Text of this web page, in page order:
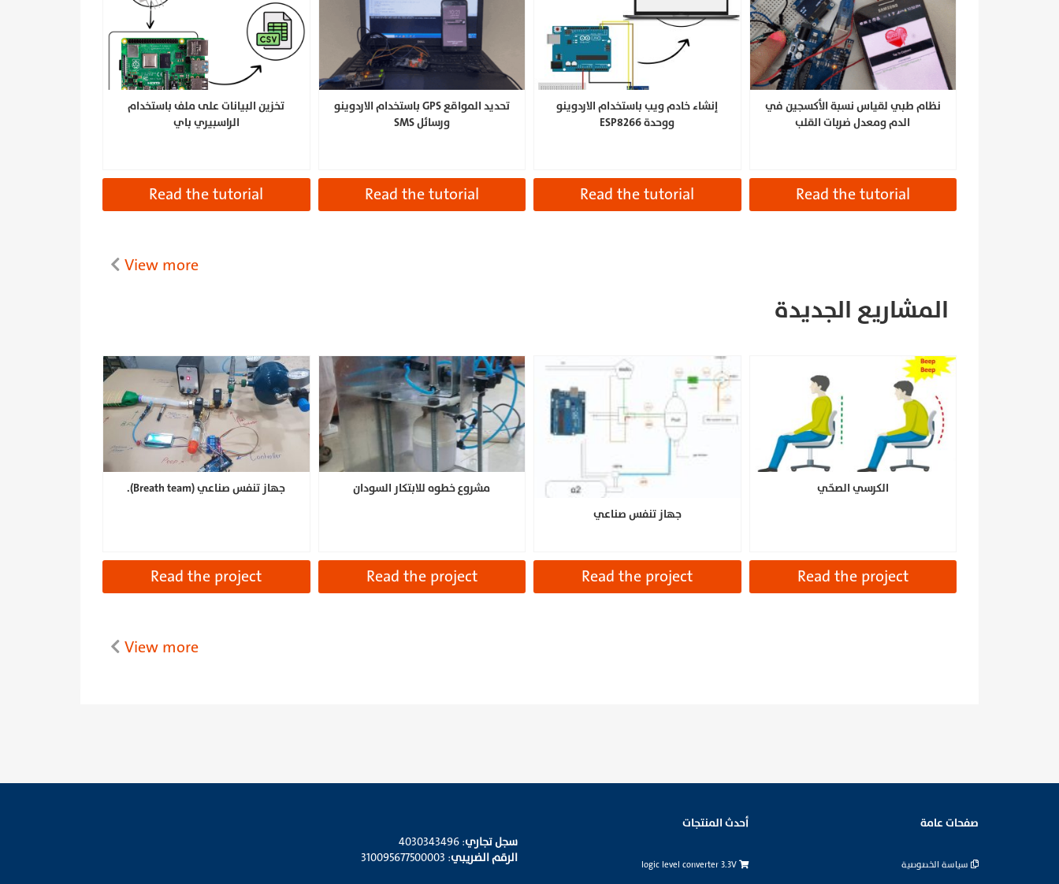
نظام طبي لقياس نسبة الأكسجين في
الدم ومعدل ضربات القلب
Read the tutorial
إنشاء خادم ويب باستخدام الاردوينو
ووحدة ESP8266
Read the tutorial
تحديد المواقع GPS باستخدام الاردوينو
ورسائل SMS
Read the tutorial
تخزين البيانات على ملف باستخدام
الراسبيري باي
Read the tutorial
View more
المشاريع الجديدة
الكرسي الصحّي
Read the project
جهاز تنفس صناعي
Read the project
مشروع خطوه للابتكار السودان
Read the project
جهاز تنفس صناعي (Breath team).
Read the project
View more
صفحات عامة
سياسة الخصوصية
أحدث المنتجات
logic level converter 3.3V
سجل تجاري: 4030343496
الرقم الضريبي: 310095677500003